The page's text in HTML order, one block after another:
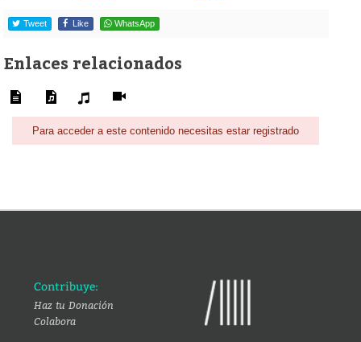
Tweet Like WhatsApp
Enlaces relacionados
Para acceder a este contenido necesitas estar registrado
Contribuye:
Haz tu Donación
Colabora